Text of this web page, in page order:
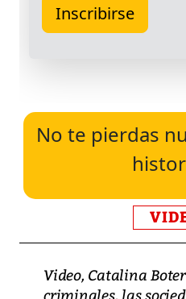
No te pierdas
Video, Catalina
criminales, las